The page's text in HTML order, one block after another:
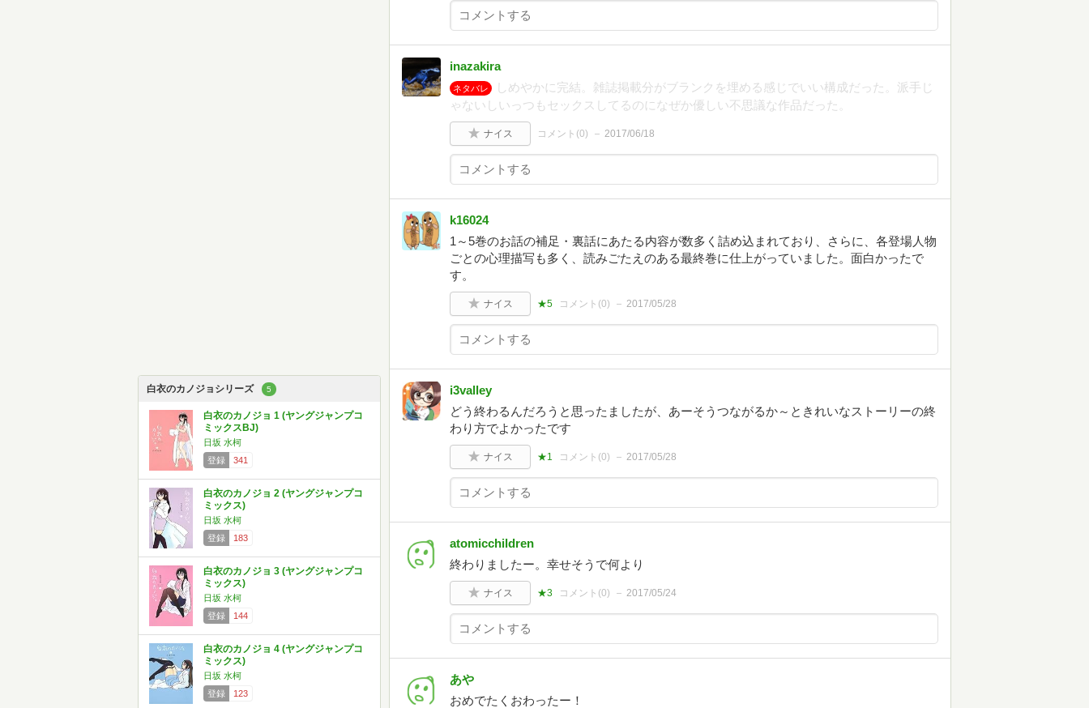
白衣のカノジョシリーズ 5
白衣のカノジョ 1 (ヤングジャンプコ
ミックスBJ)
日坂 水柯
登録
341
白衣のカノジョ 2 (ヤングジャンプコ
ミックス)
日坂 水柯
登録
183
白衣のカノジョ 3 (ヤングジャンプコ
ミックス)
日坂 水柯
登録
144
白衣のカノジョ 4 (ヤングジャンプコ
ミックス)
日坂 水柯
登録
123
inazakira
ネタバレ
しめやかに完結。雑誌掲載分がブランクを埋める感じでいい構成だった。派手じ
ゃないしいっつもセックスしてるのになぜか優しい不思議な作品だった。
ナイス コメント(0) 2017/06/18
k16024
1～5巻のお話の補足・裏話にあたる内容が数多く詰め込まれており、さらに、各登場人物
ごとの心理描写も多く、読みごたえのある最終巻に仕上がっていました。面白かったで
す。
ナイス ★5 コメント(0) 2017/05/28
i3valley
どう終わるんだろうと思ったましたが、あーそうつながるか～ときれいなストーリーの終
わり方でよかったです
ナイス ★1 コメント(0) 2017/05/28
atomicchildren
終わりましたー。幸せそうで何より
ナイス ★3 コメント(0) 2017/05/24
あや
おめでたくおわったー！